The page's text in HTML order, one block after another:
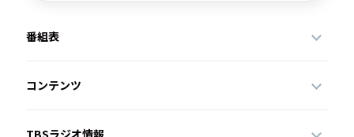
番組表
コンテンツ
TBSラジオ情報